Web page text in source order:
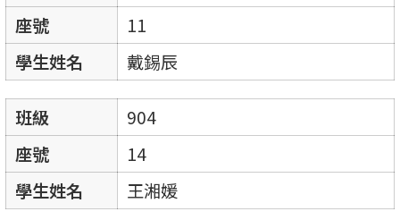
座號
11
學生姓名
戴錫辰
班級
904
座號
14
學生姓名
王湘媛